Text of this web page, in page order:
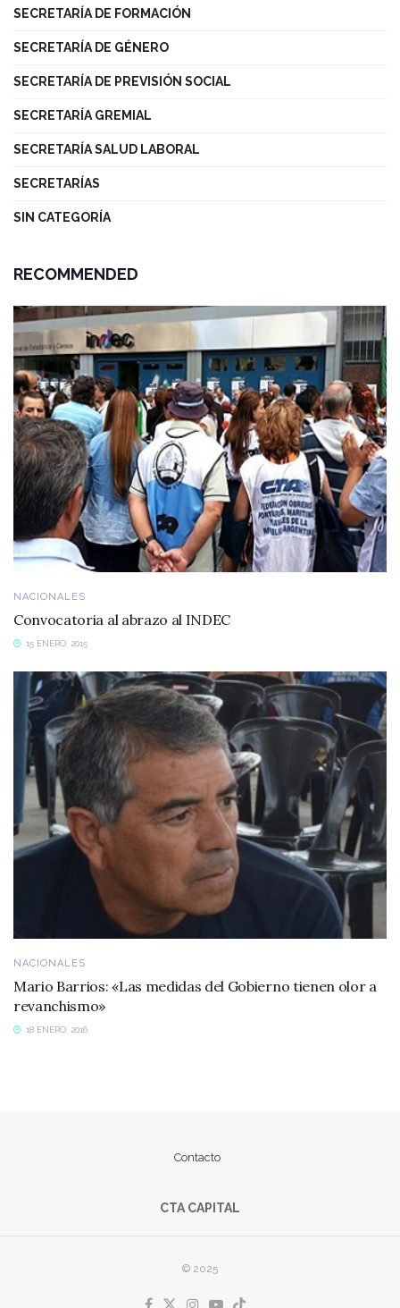
SECRETARÍA DE FORMACIÓN
SECRETARÍA DE GÉNERO
SECRETARÍA DE PREVISIÓN SOCIAL
SECRETARÍA GREMIAL
SECRETARÍA SALUD LABORAL
SECRETARÍAS
SIN CATEGORÍA
RECOMMENDED
NACIONALES
Convocatoria al abrazo al INDEC
15 ENERO, 2015
NACIONALES
Mario Barrios: «Las medidas del Gobierno tienen olor a
revanchismo»
18 ENERO, 2016
Contacto
CTA CAPITAL
© 2025